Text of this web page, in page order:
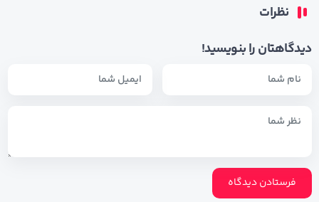
نظرات
دیدگاهتان را بنویسید!